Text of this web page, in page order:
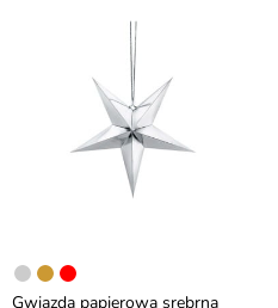
Gwiazda papierowa srebrna